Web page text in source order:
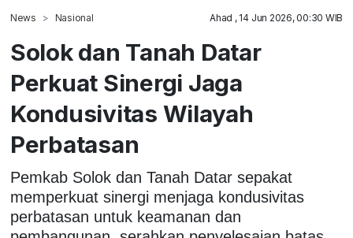
News Nasional Ahad , 14 Jun 2026, 00:30 WIB
Solok dan Tanah Datar
Perkuat Sinergi Jaga
Kondusivitas Wilayah
Perbatasan
Pemkab Solok dan Tanah Datar sepakat
memperkuat sinergi menjaga kondusivitas
perbatasan untuk keamanan dan